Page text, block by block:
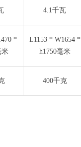
4.1千瓦
*
米
L1153 * W1654 *
h1750毫米
400千克